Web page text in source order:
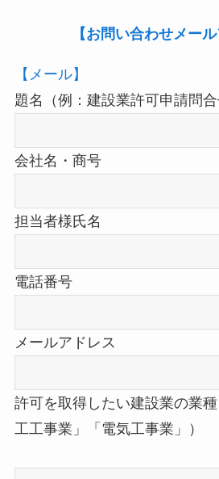
【お問い合わせメール
【メール】
題名（例：建設業許可申請問合
会社名・商号
担当者様氏名
電話番号
メールアドレス
許可を取得したい建設業の業
工工事業」「電気工事業」）